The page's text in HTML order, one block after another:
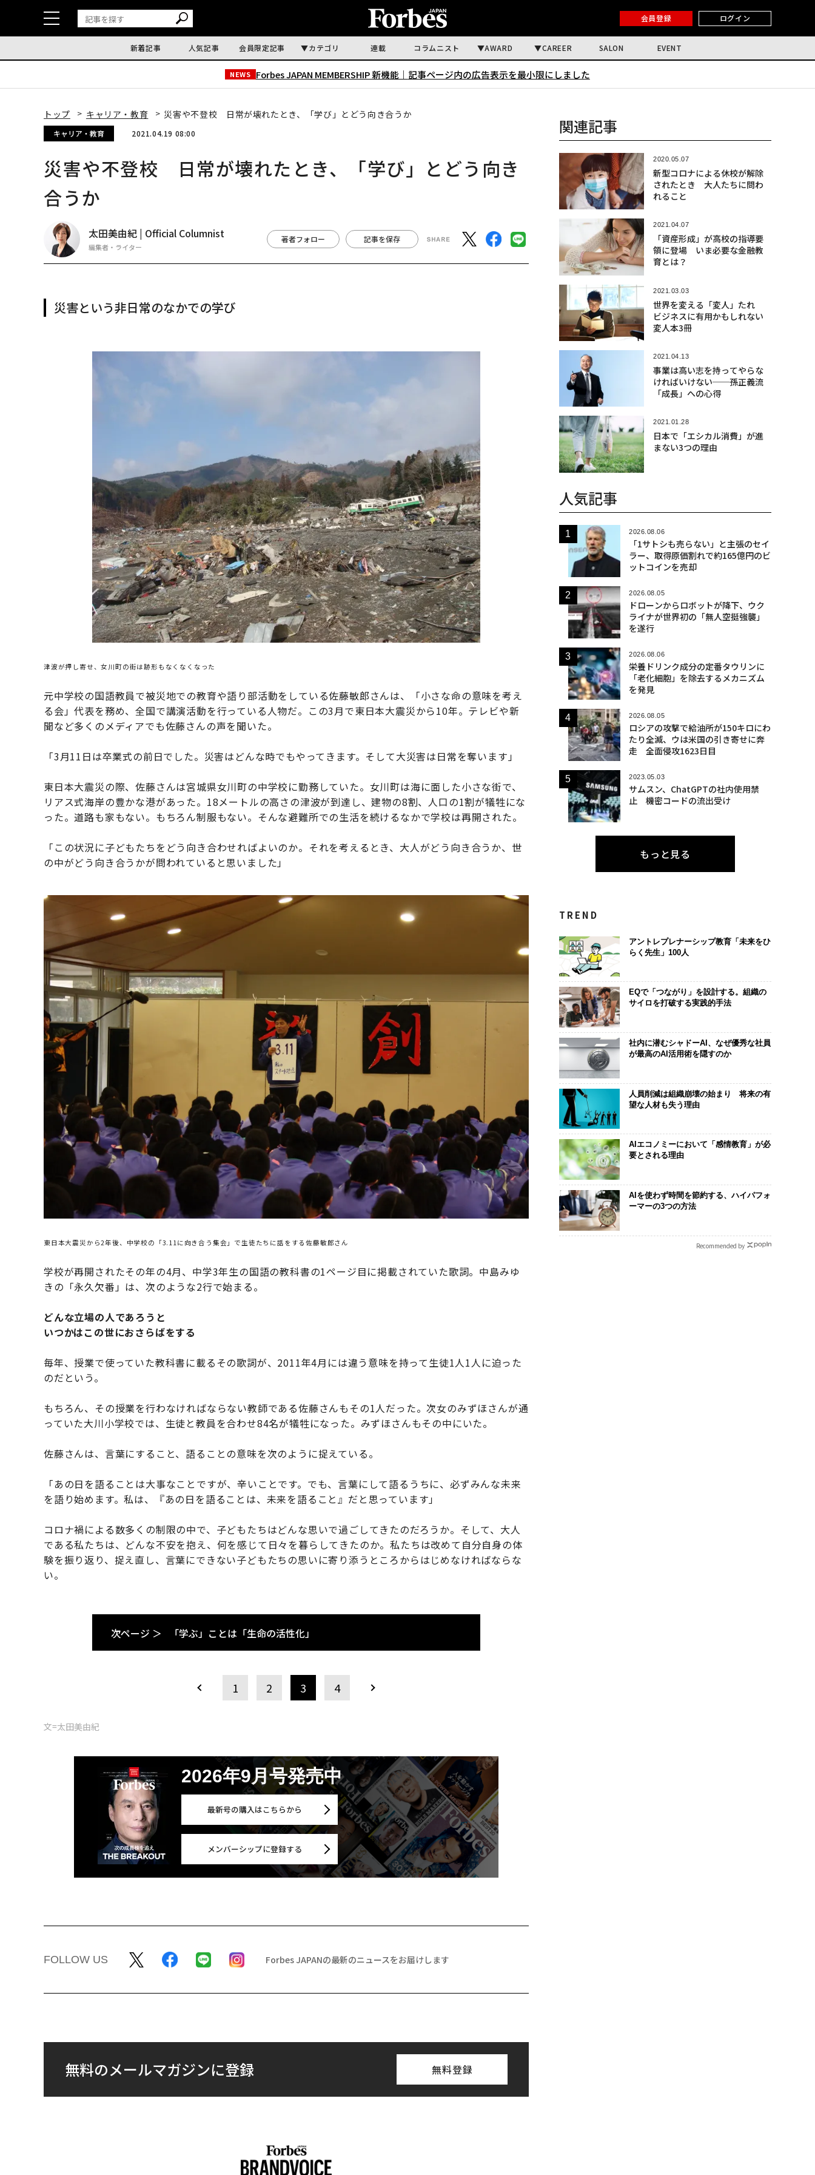
会員登録 ログイン
新着記事 人気記事 会員限定記事 カテゴリ 連載 コラムニスト AWARD CAREER SALON EVENT
NEWS Forbes JAPAN MEMBERSHIP 新機能｜ 記事ページ内の広告表示を最小限にしました
トップ キャリア・教育 災害や不登校 日常が壊れたとき、「学び」とどう向き合うか
キャリア・教育 2021.04.19 08:00
災害や不登校 日常が壊れたとき、「学び」とどう向き
合うか
太田美由紀 | Official Columnist
編集者・ライター
著者フォロー 記事を保存
災害という非日常のなかでの学び
津波が押し寄せ、女川町の街は跡形もなくなくなった
元中学校の国語教員で被災地での教育や語り部活動をしている佐藤敏郎さんは、「小さな命の意味を考え
る会」代表を務め、全国で講演活動を行っている人物だ。この3月で東日本大震災から10年。テレビや新
聞など多くのメディアでも佐藤さんの声を聞いた。
「3月11日は卒業式の前日でした。災害はどんな時でもやってきます。そして大災害は日常を奪います」
東日本大震災の際、佐藤さんは宮城県女川町の中学校に勤務していた。女川町は海に面した小さな街で、
リアス式海岸の豊かな港があった。18メートルの高さの津波が到達し、建物の8割、人口の1割が犠牲にな
った。道路も家もない。もちろん制服もない。そんな避難所での生活を続けるなかで学校は再開された。
「この状況に子どもたちをどう向き合わせればよいのか。それを考えるとき、大人がどう向き合うか、世
の中がどう向き合うかが問われていると思いました」
東日本大震災から2年後、中学校の「3.11に向き合う集会」で生徒たちに話をする佐藤敏郎さん
学校が再開されたその年の4月、中学3年生の国語の教科書の1ページ目に掲載されていた歌詞。中島みゆ
きの「永久欠番」は、次のような2行で始まる。
どんな立場の人であろうと
いつかはこの世におさらばをする
毎年、授業で使っていた教科書に載るその歌詞が、2011年4月には違う意味を持って生徒1人1人に迫った
のだという。
もちろん、その授業を行わなければならない教師である佐藤さんもその1人だった。次女のみずほさんが通
っていた大川小学校では、生徒と教員を合わせ84名が犠牲になった。みずほさんもその中にいた。
佐藤さんは、言葉にすること、語ることの意味を次のように捉えている。
「あの日を語ることは大事なことですが、辛いことです。でも、言葉にして語るうちに、必ずみんな未来
を語り始めます。私は、『あの日を語ることは、未来を語ること』だと思っています」
コロナ禍による数多くの制限の中で、子どもたちはどんな思いで過ごしてきたのだろうか。そして、大人
である私たちは、どんな不安を抱え、何を感じて日々を暮らしてきたのか。私たちは改めて自分自身の体
験を振り返り、捉え直し、言葉にできない子どもたちの思いに寄り添うところからはじめなければならな
い。
次ページ ＞ 「学ぶ」ことは「生命の活性化」
1 2 3 4
文=太田美由紀
2026年9月号発売中
最新号の購入はこちらから
メンバーシップに登録する
FOLLOW US Forbes JAPANの最新のニュースをお届けします
無料のメールマガジンに登録 無料登録
関連記事
2020.05.07
新型コロナによる休校が解除
されたとき 大人たちに問わ
れること
2021.04.07
「資産形成」が高校の指導要
領に登場 いま必要な金融教
育とは？
2021.03.03
世界を変える「変人」たれ
ビジネスに有用かもしれない
変人本3冊
2021.04.13
事業は高い志を持ってやらな
ければいけない──孫正義流
「成長」への心得
2021.01.28
日本で「エシカル消費」が進
まない3つの理由
人気記事
2026.08.06
「1サトシも売らない」と主張のセイ
ラー、取得原価割れで約165億円のビ
ットコインを売却
2026.08.05
ドローンからロボットが降下、ウク
ライナが世界初の「無人空挺強襲」
を遂行
2026.08.06
栄養ドリンク成分の定番タウリンに
「老化細胞」を除去するメカニズム
を発見
2026.08.05
ロシアの攻撃で給油所が150キロにわ
たり全滅、ウは米国の引き寄せに奔
走 全面侵攻1623日目
2023.05.03
サムスン、ChatGPTの社内使用禁
止 機密コードの流出受け
もっと見る
TREND
アントレプレナーシップ教育「未来をひ
らく先生」100人
EQで「つながり」を設計する。組織の
サイロを打破する実践的手法
社内に潜むシャドーAI、なぜ優秀な社員
が最高のAI活用術を隠すのか
人員削減は組織崩壊の始まり 将来の有
望な人材も失う理由
AIエコノミーにおいて「感情教育」が必
要とされる理由
AIを使わず時間を節約する、ハイパフォ
ーマーの3つの方法
Recommended by